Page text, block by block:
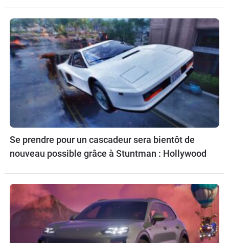
Se prendre pour un cascadeur sera bientôt de
nouveau possible grâce à Stuntman : Hollywood